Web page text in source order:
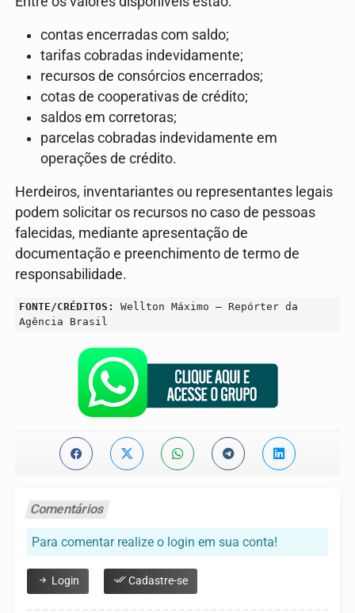
contas encerradas com saldo;
tarifas cobradas indevidamente;
recursos de consórcios encerrados;
cotas de cooperativas de crédito;
saldos em corretoras;
parcelas cobradas indevidamente em
operações de crédito.
Herdeiros, inventariantes ou representantes legais
podem solicitar os recursos no caso de pessoas
falecidas, mediante apresentação de
documentação e preenchimento de termo de
responsabilidade.
FONTE/CRÉDITOS:
Wellton Máximo – Repórter da
Agência Brasil
Comentários
Para comentar realize o login em sua conta!
Login Cadastre-se